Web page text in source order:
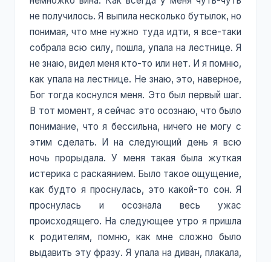
не получилось. Я выпила несколько бутылок, но
понимая, что мне нужно туда идти, я все-таки
собрала всю силу, пошла, упала на лестнице. Я
не знаю, видел меня кто-то или нет. И я помню,
как упала на лестнице. Не знаю, это, наверное,
Бог тогда коснулся меня. Это был первый шаг.
В тот момент, я сейчас это осознаю, что было
понимание, что я бессильна, ничего не могу с
этим сделать. И на следующий день я всю
ночь прорыдала. У меня такая была жуткая
истерика с раскаянием. Было такое ощущение,
как будто я проснулась, это какой-то сон. Я
проснулась и осознала весь ужас
происходящего. На следующее утро я пришла
к родителям, помню, как мне сложно было
выдавить эту фразу. Я упала на диван, плакала,